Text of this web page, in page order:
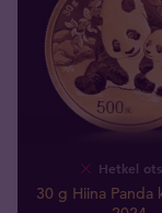
Hetkel
30 g Hiina Panda